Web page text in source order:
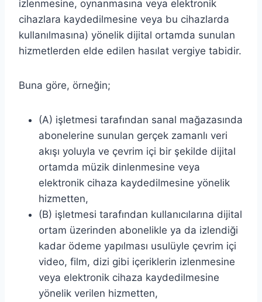
izlenmesine, oynanmasına veya elektronik
cihazlara kaydedilmesine veya bu cihazlarda
kullanılmasına) yönelik dijital ortamda sunulan
hizmetlerden elde edilen hasılat vergiye tabidir.
Buna göre, örneğin;
(A) işletmesi tarafından sanal mağazasında
abonelerine sunulan gerçek zamanlı veri
akışı yoluyla ve çevrim içi bir şekilde dijital
ortamda müzik dinlenmesine veya
elektronik cihaza kaydedilmesine yönelik
hizmetten,
(B) işletmesi tarafından kullanıcılarına dijital
ortam üzerinden abonelikle ya da izlendiği
kadar ödeme yapılması usulüyle çevrim içi
video, film, dizi gibi içeriklerin izlenmesine
veya elektronik cihaza kaydedilmesine
yönelik verilen hizmetten,